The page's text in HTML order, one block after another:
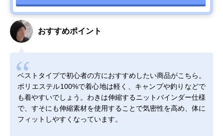
おすすめポイント
ベストタイプで初心者の方におすすめしたい商品がこちら。
ポリエステル100%で着心地は軽く、キャンプや釣りなどで
も着やすいでしょう。わきは伸縮するニットバインダー仕様
で、すそにも伸縮素材を使用することで気密性を高め、体に
フィットしやすくなっています。